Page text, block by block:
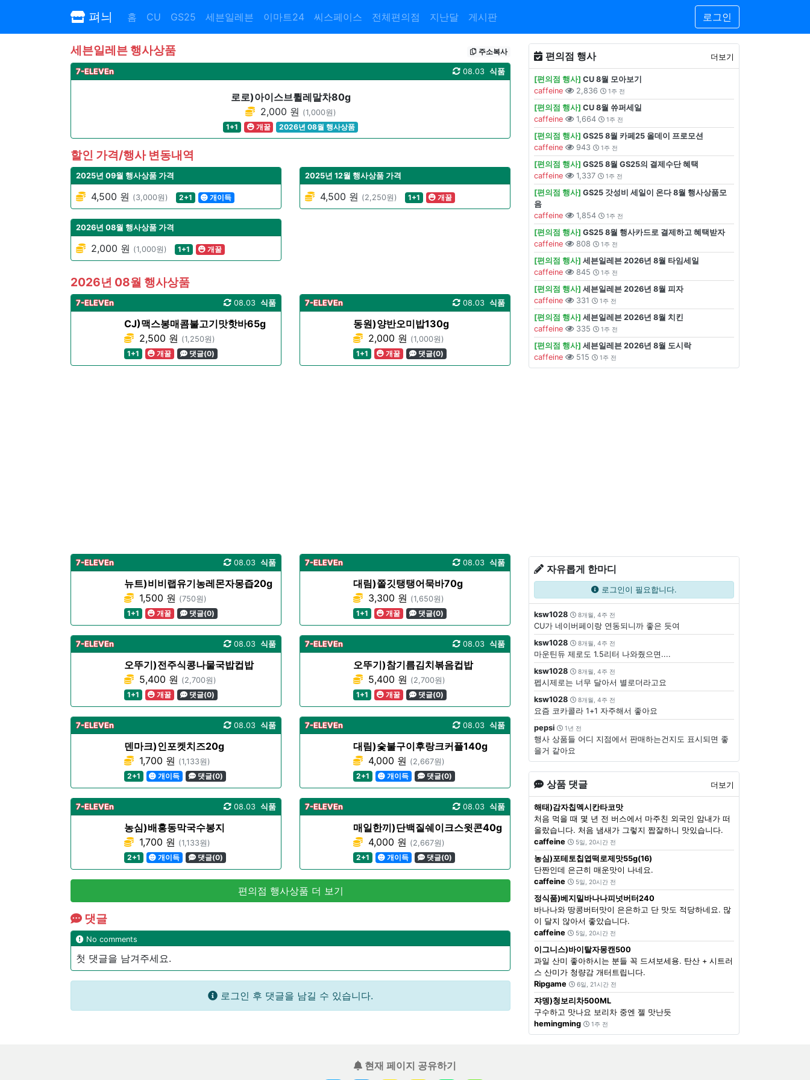
펴늬 홈 CU GS25 세븐일레븐 이마트24 씨스페이스 전체편의점 지난달 게시판 로그인
세븐일레븐 행사상품 주소복사
7-ELEVEn 식품
08.03
로로)아이스브륄레말차80g
2,000 원 (1,000원)
1+1
개꿀 2026년 08월 행사상품
할인 가격/행사 변동내역
2025년 09월 행사상품 가격
4,500 원 (3,000원) 2+1 개이득
2025년 12월 행사상품 가격
4,500 원 (2,250원) 1+1 개꿀
2026년 08월 행사상품 가격
2,000 원 (1,000원) 1+1 개꿀
2026년 08월 행사상품
7-ELEVEn 식품
08.03
CJ)맥스봉매콤불고기맛핫바65g
2,500 원 (1,250원)
1+1
개꿀 댓글(0)
7-ELEVEn 식품
08.03
동원)양반오미밥130g
2,000 원 (1,000원)
1+1
개꿀 댓글(0)
7-ELEVEn 식품
08.03
뉴트)비비랩유기농레몬자몽즙20g
1,500 원 (750원)
1+1
개꿀 댓글(0)
7-ELEVEn 식품
08.03
대림)쫄깃탱탱어묵바70g
3,300 원 (1,650원)
1+1
개꿀 댓글(0)
7-ELEVEn 식품
08.03
오뚜기)전주식콩나물국밥컵밥
5,400 원 (2,700원)
1+1
개꿀 댓글(0)
7-ELEVEn 식품
08.03
오뚜기)참기름김치볶음컵밥
5,400 원 (2,700원)
1+1
개꿀 댓글(0)
7-ELEVEn 식품
08.03
덴마크)인포켓치즈20g
1,700 원 (1,133원)
2+1
개이득 댓글(0)
7-ELEVEn 식품
08.03
대림)숯불구이후랑크커플140g
4,000 원 (2,667원)
2+1
개이득 댓글(0)
7-ELEVEn 식품
08.03
농심)배홍동막국수봉지
1,700 원 (1,133원)
2+1
개이득 댓글(0)
7-ELEVEn 식품
08.03
매일한끼)단백질쉐이크스윗콘40g
4,000 원 (2,667원)
2+1
개이득 댓글(0)
편의점 행사상품 더 보기
댓글
No comments
첫 댓글을 남겨주세요.
로그인 후 댓글을 남길 수 있습니다.
편의점 행사 더보기
[편의점 행사] CU 8월 모아보기
caffeine
2,836 1주 전
[편의점 행사] CU 8월 쓔퍼세일
caffeine
1,664 1주 전
[편의점 행사] GS25 8월 카페25 올데이 프로모션
caffeine
943 1주 전
[편의점 행사] GS25 8월 GS25의 결제수단 혜택
caffeine
1,337 1주 전
[편의점 행사] GS25 갓성비 세일이 온다 8월 행사상품모
음
caffeine
1,854 1주 전
[편의점 행사] GS25 8월 행사카드로 결제하고 혜택받자
caffeine
808 1주 전
[편의점 행사] 세븐일레븐 2026년 8월 타임세일
caffeine
845 1주 전
[편의점 행사] 세븐일레븐 2026년 8월 피자
caffeine
331 1주 전
[편의점 행사] 세븐일레븐 2026년 8월 치킨
caffeine
335 1주 전
[편의점 행사] 세븐일레븐 2026년 8월 도시락
caffeine
515 1주 전
자유롭게 한마디
로그인이 필요합니다.
ksw1028 8개월, 4주 전
CU가 네이버페이랑 연동되니까 좋은 듯여
ksw1028
8개월, 4주 전
마운틴듀 제로도 1.5리터 나와줬으면....
ksw1028
8개월, 4주 전
펩시제로는 너무 달아서 별로더라고요
ksw1028
8개월, 4주 전
요즘 코카콜라 1+1 자주해서 좋아요
pepsi
1년 전
행사 상품들 어디 지점에서 판매하는건지도 표시되면 좋
을거 같아요
상품 댓글 더보기
해태)감자칩멕시칸타코맛
처음 먹을 때 몇 년 전 버스에서 마주친 외국인 암내가 떠
올랐습니다. 처음 냄새가 그렇지 짭잘하니 맛있습니다.
caffeine
5일, 20시간 전
농심)포테토칩엽떡로제맛55g(16)
단짠인데 은근히 매운맛이 나네요.
caffeine
5일, 20시간 전
정식품)베지밀바나나피넛버터240
바나나와 땅콩버터맛이 은은하고 단 맛도 적당하네요. 많
이 달지 않아서 좋았습니다.
caffeine
5일, 20시간 전
이그니스)바이탈자몽캔500
과일 산미 좋아하시는 분들 꼭 드셔보세용. 탄산 + 시트러
스 산미가 청량감 개터트립니다.
Ripgame
6일, 21시간 전
쟈뎅)청보리차500ML
구수하고 맛나요 보리차 중엔 젤 맛난듯
hemingming
1주 전
현재 페이지 공유하기